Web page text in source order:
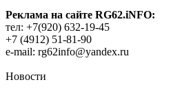
Реклама на сайте RG62.iNFO:
тел: +7(920) 632-19-45
+7 (4912) 51-81-90
e-mail: rg62info@yandex.ru
Новости